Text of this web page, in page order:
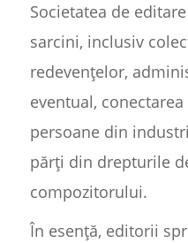
Societatea de
sarcini, inclusiv
redevențelor,
eventual,
persoane din
părți din drepturile
compozitorului.
În esență, editorii